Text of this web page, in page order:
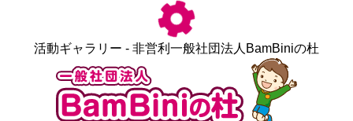
活動ギャラリー - 非営利一般社団法人BamBiniの杜